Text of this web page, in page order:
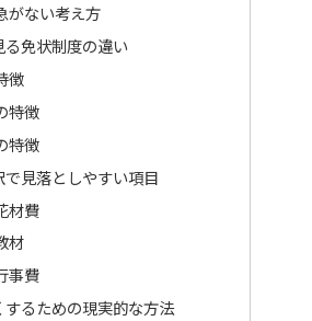
がない考え方
る免状制度の違い
徴
特徴
特徴
で見落としやすい項目
材費
材
事費
るための現実的な方法